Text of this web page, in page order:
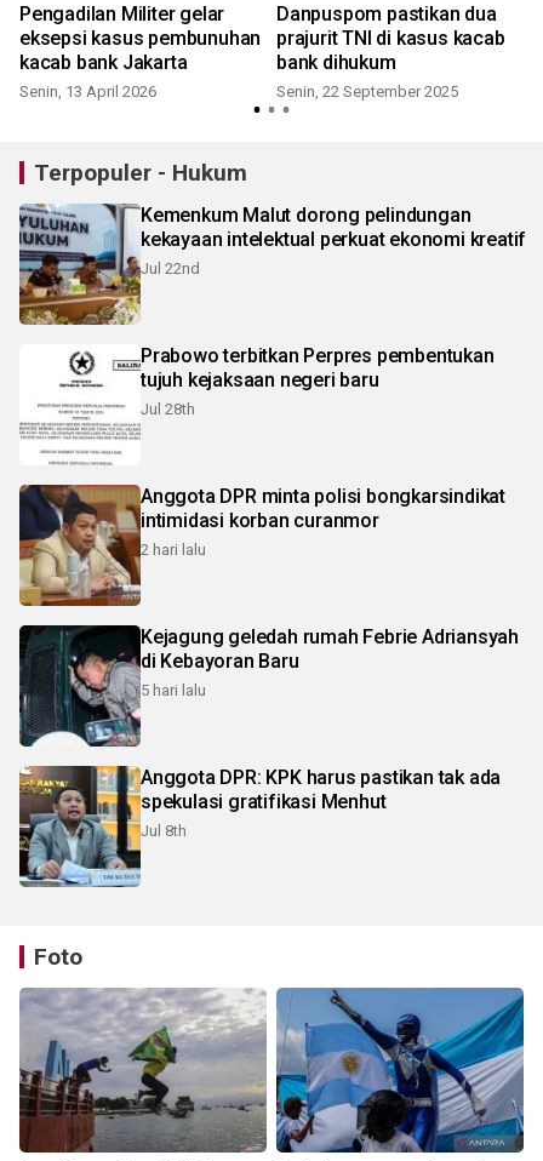
Pengadilan Militer gelar
eksepsi kasus pembunuhan
kacab bank Jakarta
Senin, 13 April 2026
Danpuspom pastikan dua
prajurit TNI di kasus kacab
bank dihukum
Senin, 22 September 2025
Terpopuler - Hukum
Kemenkum Malut dorong pelindungan
kekayaan intelektual perkuat ekonomi kreatif
Jul 22nd
Prabowo terbitkan Perpres pembentukan
tujuh kejaksaan negeri baru
Jul 28th
Anggota DPR minta polisi bongkarsindikat
intimidasi korban curanmor
2 hari lalu
Kejagung geledah rumah Febrie Adriansyah
di Kebayoran Baru
5 hari lalu
Anggota DPR: KPK harus pastikan tak ada
spekulasi gratifikasi Menhut
Jul 8th
Foto